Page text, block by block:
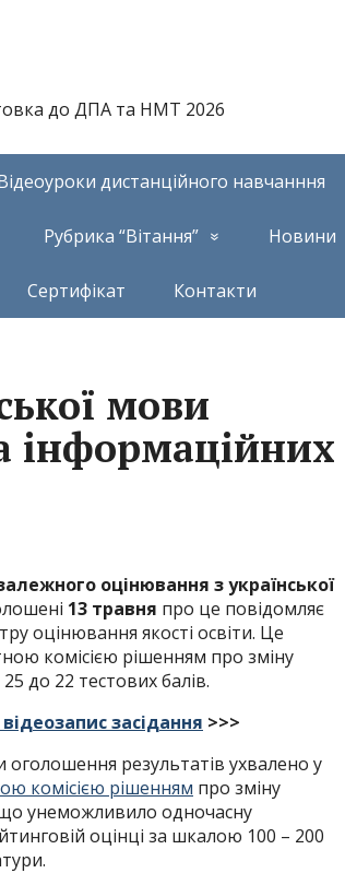
до ДПА та НМТ 2026
дистанційного навчанння
Рубрика “Вітання” Новини
Сертифікат Контакти
мови
інформаційних
оцінювання з української
13 травня про це повідомляє
оцінювання якості освіти. Це
комісією рішенням про зміну
до 22 тестових балів.
засідання >>>
результатів ухвалено у
комісією рішенням про зміну
унеможливило одночасну
оцінці за шкалою 100 – 200